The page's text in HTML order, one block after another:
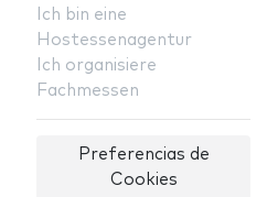
Ich bin eine
Hostessenagentur
Ich organisiere
Fachmessen
Preferencias de
Cookies